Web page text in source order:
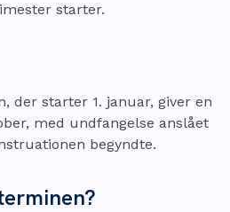
starter.
der starter 1. januar, giver en
med undfangelse anslået
begyndte.